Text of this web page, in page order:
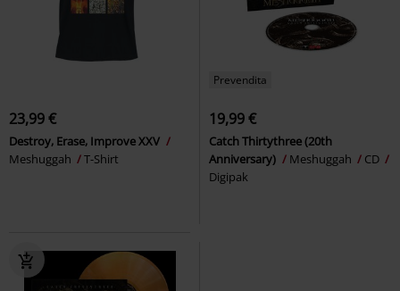
23,99 €
Destroy, Erase, Improve XXV
Meshuggah
T-Shirt
Prevendita
19,99 €
Catch Thirtythree (20th
Anniversary)
Meshuggah
CD
Digipak